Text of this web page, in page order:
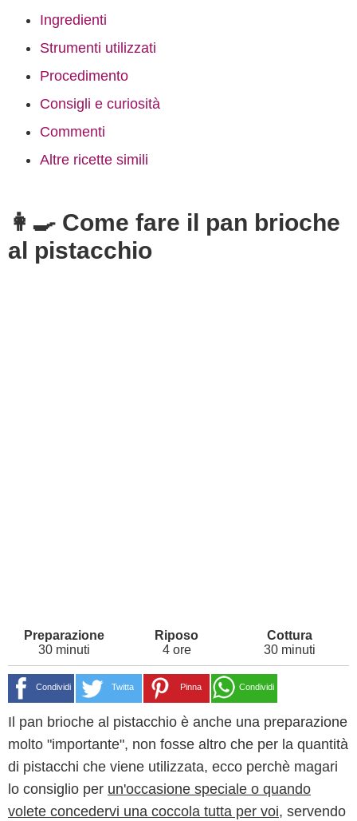
Ingredienti
Strumenti utilizzati
Procedimento
Consigli e curiosità
Commenti
Altre ricette simili
👩‍🍳 Come fare il pan brioche
al pistacchio
30 minuti 4 ore 30 minuti
Condividi Twitta Pinna Condividi
Il pan brioche al pistacchio è anche una preparazione
molto "importante", non fosse altro che per la quantità
di pistacchi che viene utilizzata, ecco perchè magari
lo consiglio per un'occasione speciale o quando
volete concedervi una coccola tutta per voi, servendo